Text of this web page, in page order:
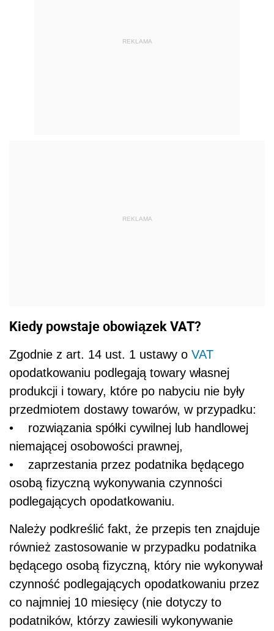
REKLAMA
REKLAMA
Kiedy powstaje obowiązek VAT?
Zgodnie z art. 14 ust. 1 ustawy o VAT
opodatkowaniu podlegają towary własnej
produkcji i towary, które po nabyciu nie były
przedmiotem dostawy towarów, w przypadku:
• rozwiązania spółki cywilnej lub handlowej
niemającej osobowości prawnej,
• zaprzestania przez podatnika będącego
osobą fizyczną wykonywania czynności
podlegających opodatkowaniu.
Należy podkreślić fakt, że przepis ten znajduje
również zastosowanie w przypadku podatnika
będącego osobą fizyczną, który nie wykonywał
czynność podlegających opodatkowaniu przez
co najmniej 10 miesięcy (nie dotyczy to
podatników, którzy zawiesili wykonywanie